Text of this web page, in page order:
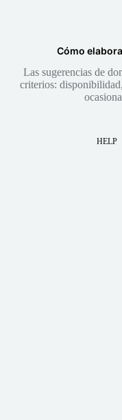
Cómo
Las sugerencias de
criterios:
HELP